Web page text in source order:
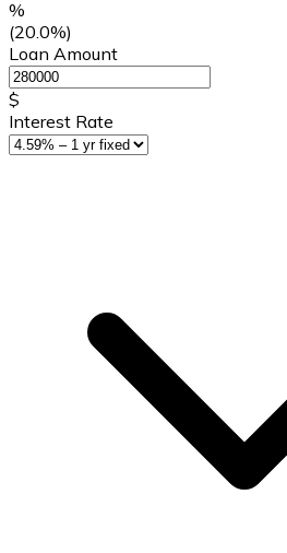
%
(20.0%)
Loan Amount
$
Interest Rate